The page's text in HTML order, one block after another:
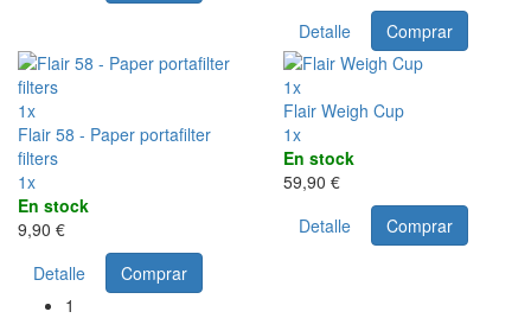
Detalle
Comprar
1x
Flair 58 - Paper portafilter
filters
1x
En stock
9,90 €
Detalle
Comprar
1x
Flair Weigh Cup
1x
En stock
59,90 €
Detalle
Comprar
1